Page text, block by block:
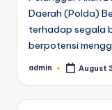
Daerah (Polda)
terhadap segala
berpotensi
Posted
admin August